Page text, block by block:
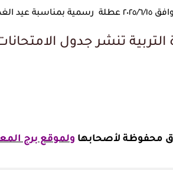
الأغر.
التربية تنشر جدول
محفوظة لأصحابها ولموقع برج